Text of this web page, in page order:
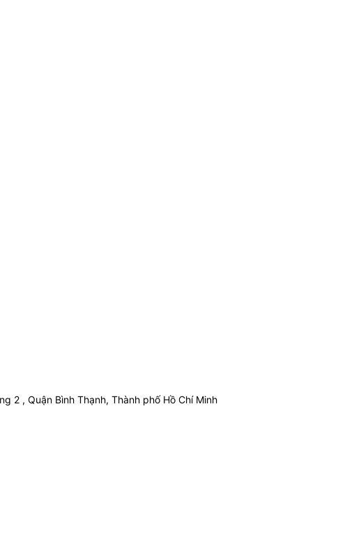
2 , Quận Bình Thạnh, Thành phố Hồ Chí Minh